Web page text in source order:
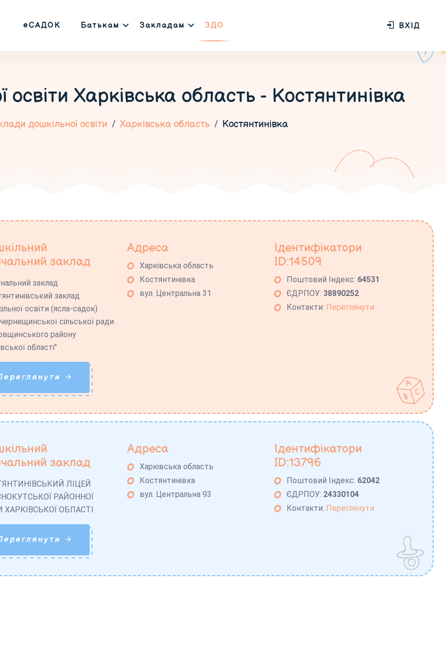
еСАДОК Батькам Закладам ЗДО ВХІД
освіти Харківська область - Костянтинівка
дошкільної освіти Харківська область Костянтинівка
заклад
заклад
заклад
освіти (ясла-садок)
сільської ради
району
області"
Адреса
Харківська область
Костянтинівка
вул. Центральна 31
Ідентифікатори
ID:14509
Поштовий Індекс: 64531
ЄДРПОУ: 38890252
Контакти: Переглянути
заклад
ЛІЦЕЙ
РАЙОННОЇ
ХАРКІВСЬКОЇ ОБЛАСТІ
Адреса
Харківська область
Костянтинівка
вул. Центральна 93
Ідентифікатори
ID:13796
Поштовий Індекс: 62042
ЄДРПОУ: 24330104
Контакти: Переглянути